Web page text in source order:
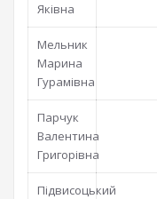
Яківна
Мельник
Марина
Гурамівна
Парчук
Валентина
Григорівна
Підвисоцький